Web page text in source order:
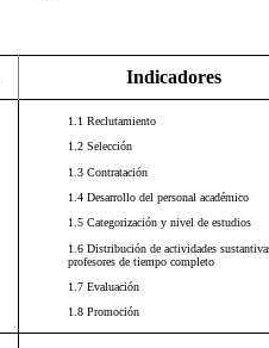
Indicadores
1.1 Reclutamiento
1.2 Selección
1.3 Contratación
1.4 Desarrollo del personal académico
1.5 Categorización y nivel de estudios
1.6 Distribución de actividades
profesores de tiempo completo
1.7 Evaluación
1.8 Promoción